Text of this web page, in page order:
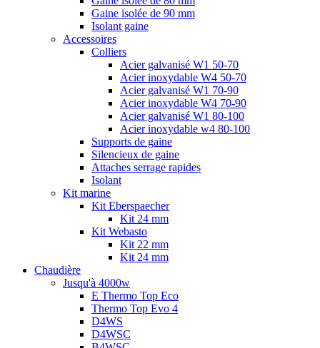
Gaine isolée de 90 mm
Isolant gaine
Accessoires
Colliers
Acier galvanisé W1 50-70
Acier inoxydable W4 50-70
Acier galvanisé W1 70-90
Acier inoxydable W4 70-90
Acier galvanisé W1 80-100
Acier inoxydable w4 80-100
Supports de gaine
Silencieux de gaine
Attaches serrage rapides
Isolant
Kit marine
Kit Eberspaecher
Kit 24 mm
Kit Webasto
Kit 22 mm
Kit 24 mm
Chaudière
Jusqu'à 4000w
E Thermo Top Eco
Thermo Top Evo 4
D4WS
D4WSC